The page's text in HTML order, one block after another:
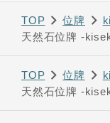
TOP 位牌
天然石位牌 -
TOP 位牌
天然石位牌 -